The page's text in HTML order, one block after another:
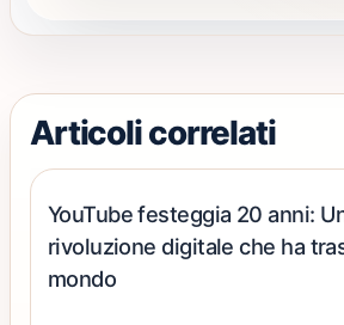
del
prodotto
Articoli correlati
YouTube festeggia 20 anni:
rivoluzione digitale che ha
mondo